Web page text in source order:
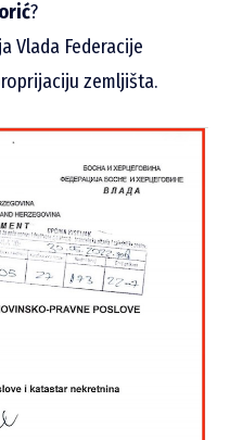
?
Vlada Federacije
zemljišta.